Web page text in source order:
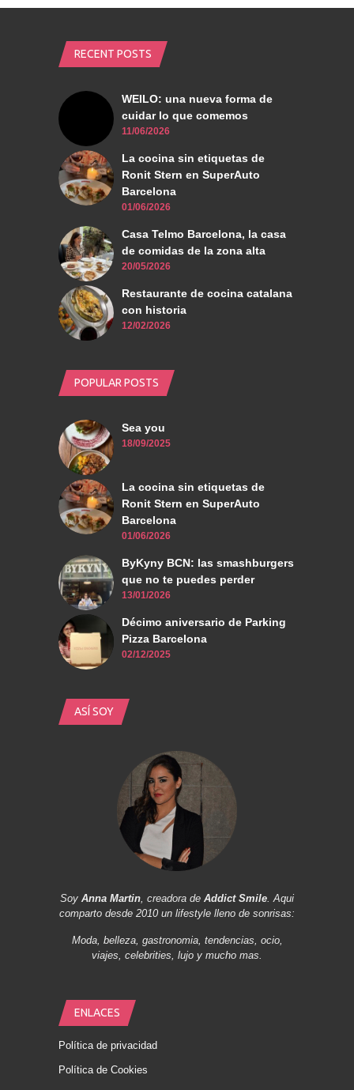
RECENT POSTS
WEILO: una nueva forma de
cuidar lo que comemos
11/06/2026
La cocina sin etiquetas de
Ronit Stern en SuperAuto
Barcelona
01/06/2026
Casa Telmo Barcelona, la casa
de comidas de la zona alta
20/05/2026
Restaurante de cocina catalana
con historia
12/02/2026
POPULAR POSTS
Sea you
18/09/2025
La cocina sin etiquetas de
Ronit Stern en SuperAuto
Barcelona
01/06/2026
ByKyny BCN: las smashburgers
que no te puedes perder
13/01/2026
Décimo aniversario de Parking
Pizza Barcelona
02/12/2025
ASÍ SOY
Soy Anna Martin , creadora de Addict Smile . Aqui
comparto desde 2010 un lifestyle lleno de sonrisas:
Moda, belleza, gastronomia, tendencias, ocio,
viajes, celebrities, lujo y mucho mas.
ENLACES
Política de privacidad
Política de Cookies